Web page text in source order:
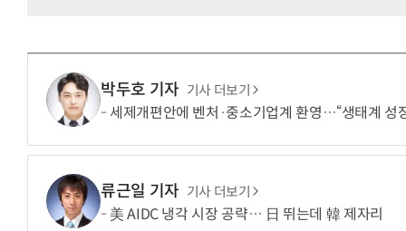
박두호 기자 기사 더보기
세제개편안에 벤처·중소기업계 환영…“생태계 성
류근일 기자 기사 더보기
美 AIDC 냉각 시장 공략… 日 뛰는데 韓 제자리